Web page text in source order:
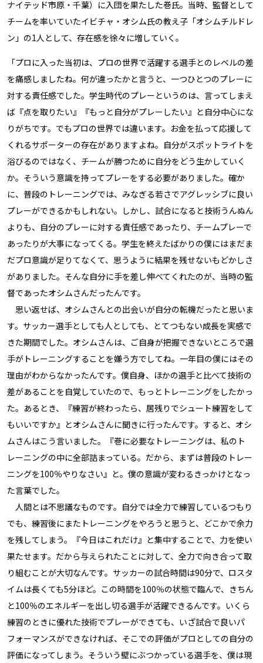
ナイテッド市原・千葉）に入団を果たした巻氏。当時、監督として
チームを率いていたイビチャ・オシム氏の教え子「オシムチルドレ
ン」の1人として、存在感を徐々に増していく。
「プロに入った当初は、プロの世界で活躍する選手とのレベルの差
を痛感しましたね。何が違ったかと言うと、一つひとつのプレーに
対する責任感でした。学生時代のプレーというのは、言ってしまえ
ば『点を取りたい』『もっと自分がプレーしたい』と自分中心にな
りがちです。でもプロの世界では違います。お金を払って応援して
くれるサポーターの存在がありますよね。自分がスポットライトを
浴びるのではなく、チームが勝つために自分をどう生かしていく
か。そういう意識を持ってプレーをする必要がありました。確か
に、普段のトレーニングでは、みなぎる若さでアグレッシブに良い
プレーができるかもしれない。しかし、試合になると技術うんぬん
よりも、自分のプレーに対する責任感であったり、チームプレーで
あったりが大事になってくる。学生を終えたばかりの僕にはまだま
だプロ意識が足りてなくて、思うように結果を残せないもどかしさ
がありました。そんな自分に手を差し伸べてくれたのが、当時の監
督であったオシムさんだったんです。
思い返せば、オシムさんとの出会いが自分の転機だったと思いま
す。サッカー選手としても人としても、とてつもない成長を実感で
きた期間でした。オシムさんは、ご自身が把握できないところで選
手がトレーニングすることを嫌う方でしてね。一年目の僕にはその
理由がわからなかったんです。僕自身、ほかの選手と比べて技術の
差があることを自覚していたので、もっとトレーニングをしたかっ
た。あるとき、『練習が終わったら、居残りでシュート練習をして
もいいですか』とオシムさんに聞きに行ったんです。すると、オシ
ムさんはこう言いました。『巻に必要なトレーニングは、私のト
レーニングの中に全部詰まっている。だから、まずは普段のトレー
ニングを100％やりなさい』と。僕の意識が変わるきっかけとなっ
た言葉でした。
人間とは不思議なものです。自分では全力で練習しているつもり
でも、練習後にまたトレーニングをやろうと思うと、どこかで余力
を残してしまう。『今日はこれだけ』と集中することで、力を使い
果たせます。だから与えられたことに対して、全力で向き合って取
り組むことが大切なんです。サッカーの試合時間は90分で、ロスタ
イムは長くても5分ほど。この時間を100％の状態で臨んで、きちん
と100％のエネルギーを出し切る選手が活躍できるんです。いくら
練習のときに優れた技術でプレーができても、いざ試合で良いパ
フォーマンスができなければ、そこでの評価がプロとしての自分の
評価になってしまう。そういう壁にぶつかっている選手を、僕は現